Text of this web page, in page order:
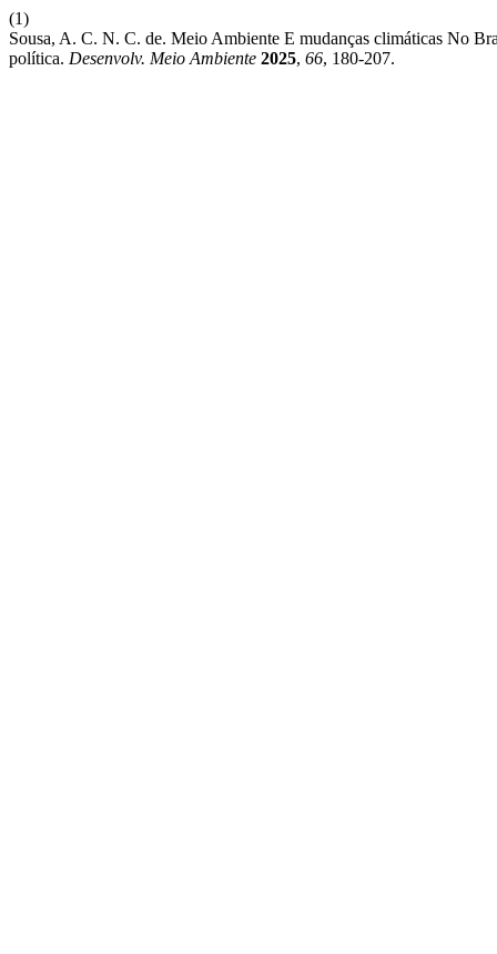
(1)
Sousa, A. C. N. C. de. Meio Ambiente E mudanças climáticas No
política. Desenvolv. Meio Ambiente 2025, 66, 180-207.